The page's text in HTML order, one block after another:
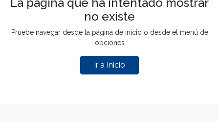
no existe
Pruebe navegar desde la página de inicio o desde el menú de
opciones
Ir a Inicio